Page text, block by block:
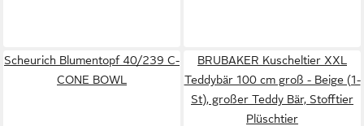
Scheurich Blumentopf 40/239 C-
CONE BOWL
BRUBAKER Kuscheltier XXL
Teddybär 100 cm groß - Beige (1-
St), großer Teddy Bär, Stofftier
Plüschtier